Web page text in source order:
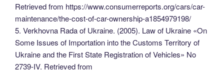
Retrieved from https://www.consumerreports.org/cars/car-
maintenance/the-cost-of-car-ownership-a1854979198/
5. Verkhovna Rada of Ukraine. (2005). Law of Ukraine «On
Some Issues of Importation into the Customs Territory of
Ukraine and the First State Registration of Vehicles» No
2739-IV. Retrieved from